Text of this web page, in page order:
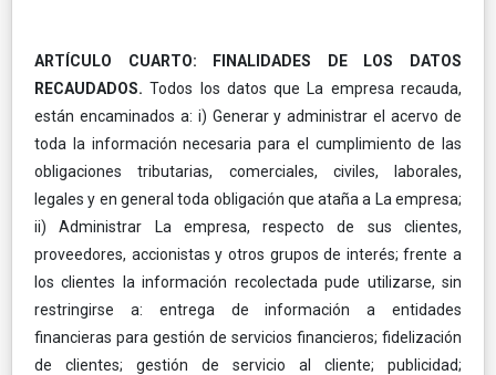
ARTÍCULO CUARTO: FINALIDADES DE LOS DATOS
RECAUDADOS. Todos los datos que La empresa recauda,
están encaminados a: i) Generar y administrar el acervo de
toda la información necesaria para el cumplimiento de las
obligaciones tributarias, comerciales, civiles, laborales,
legales y en general toda obligación que ataña a La empresa;
ii) Administrar La empresa, respecto de sus clientes,
proveedores, accionistas y otros grupos de interés; frente a
los clientes la información recolectada pude utilizarse, sin
restringirse a: entrega de información a entidades
financieras para gestión de servicios financieros; fidelización
de clientes; gestión de servicio al cliente; publicidad;